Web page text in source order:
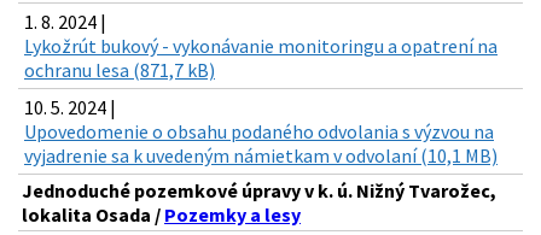
1. 8. 2024 |
Lykožrút bukový - vykonávanie monitoringu a opatrení na
ochranu lesa (871,7 kB)
10. 5. 2024 |
Upovedomenie o obsahu podaného odvolania s výzvou na
vyjadrenie sa k uvedeným námietkam v odvolaní (10,1 MB)
Jednoduché pozemkové úpravy v k. ú. Nižný Tvarožec,
lokalita Osada / Pozemky a lesy